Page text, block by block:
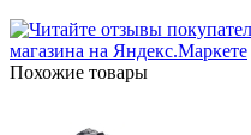
Похожие товары